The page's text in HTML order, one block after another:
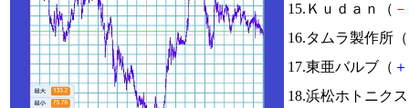
15.Ｋｕｄａｎ（ －
16.タムラ製作所（
17.東亜バルブ（ ＋
18.浜松ホトニク